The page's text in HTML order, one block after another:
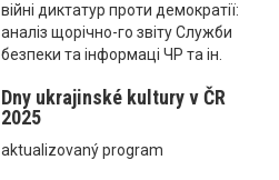
війні диктатур проти демократії:
аналіз щорічно-го звіту Служби
безпеки та інформаці ЧР та ін.
Dny ukrajinské kultury v ČR
2025
aktualizovaný program